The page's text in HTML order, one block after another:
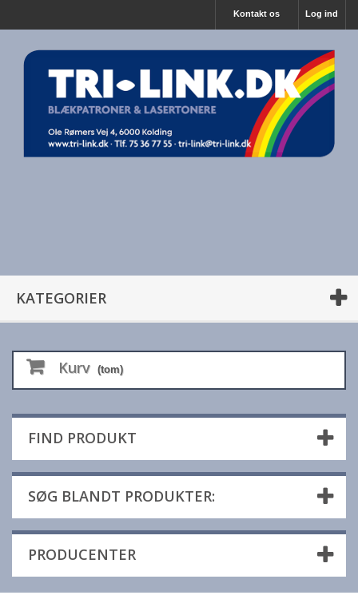
Log ind
Kontakt os
KATEGORIER
Kurv (tom)
FIND PRODUKT
SØG BLANDT PRODUKTER:
PRODUCENTER